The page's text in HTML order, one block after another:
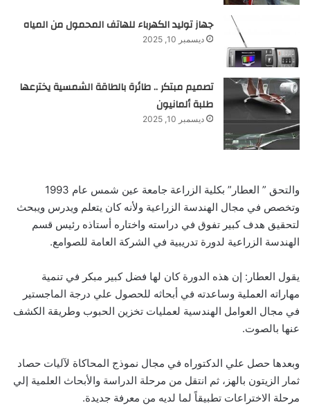
جهاز توليد الكهرباء للهاتف المحمول من المياه
ديسمبر 10, 2025
تصميم مبتكر .. طائرة بالطاقة الشمسية يخترعها
طلبة ألمانيون
ديسمبر 10, 2025
والتحق ” العطار” بكلية الزراعة جامعة عين شمس عام 1993
وتخصص في مجال الهندسة الزراعية ولأنه كان يتعلم ويدرس ويبحث
لتحقيق هدف كبير تفوق في دراسته واختاره أستاذه رئيس قسم
الهندسة الزراعية لدورة تدريبية في الشركة العامة للصوامع.
يقول العطار: إن هذه الدورة كان لها فضل كبير مبكر في تنمية
مهاراته العملية وساعدته في أبحاثه للحصول علي درجة الماجستير
في مجال العوامل الهندسية لعمليات تخزين الحبوب وطريقة الكشف
عنها بالصوت.
وبعدها حصل علي الدكتوراه في مجال نموذج المحاكاة لآليات حصاد
ثمار الزيتون بالهز، ثم انتقل من مرحلة الدراسة والأبحاث العلمية إلي
مرحلة الاختراعات تطبيقاً لما لديه من معرفة جديدة.